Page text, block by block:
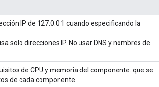
IP de 127.0.0.1 cuando especificando la
solo direcciones IP. No usar DNS y nombres de
de CPU y memoria del componente. que se
de cada componente.